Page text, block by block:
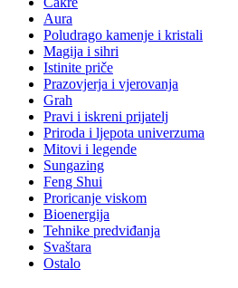
Aura
Poludrago kamenje i kristali
Magija i sihri
Istinite priče
Prazovjerja i vjerovanja
Grah
Pravi i iskreni prijatelj
Priroda i ljepota univerzuma
Mitovi i legende
Sungazing
Feng Shui
Proricanje viskom
Bioenergija
Tehnike predviđanja
Svaštara
Ostalo